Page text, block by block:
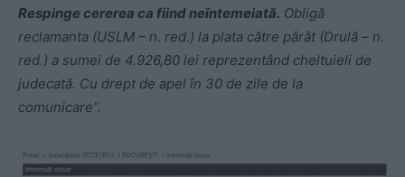
Respinge cererea ca fiind neîntemeiată. Obligă
reclamanta (USLM – n. red.) la plata către pârât (Drulă – n.
red.) a sumei de 4.926,80 lei reprezentând cheltuieli de
judecată. Cu drept de apel în 30 de zile de la
comunicare”.